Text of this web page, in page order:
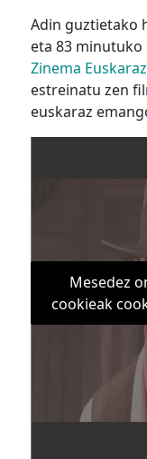
Adin guztietako
eta 83
Zinema
estreinatu zen
euskaraz
Mesedez
cookieak